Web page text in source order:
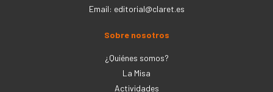
Email: editorial@claret.es
Sobre nosotros
¿Quiénes somos?
La Misa
Actividades